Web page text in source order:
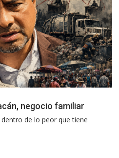
negocio familiar
de lo peor que tiene